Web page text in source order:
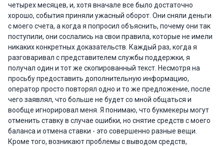
четырех месяцев, и, хотя вначале все было достаточно
хорошо, события приняли ужасный оборот. Они сняли деньги
с моего счета, а когда я попросил объяснить, почему они так
поступили, они сослались на свои правила, которые не имели
никаких конкретных доказательств. Каждый раз, когда я
разговаривал с представителем службы поддержки, я
получал один и тот же скопированный текст. Несмотря на
просьбу предоставить дополнительную информацию,
оператор просто повторял одно и то же предложение, после
чего заявлял, что больше не будет со мной общаться и
вообще игнорировал меня. Я понимаю, что букмекеры могут
отменить ставку в случае ошибки, но снятие средств с моего
баланса и отмена ставки - это совершенно разные вещи.
Кроме того, возникают проблемы с выводом средств,